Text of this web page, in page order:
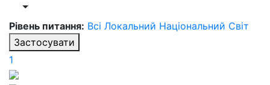
Рівень питання: Всі Локальний Національний Світ
Застосувати
1